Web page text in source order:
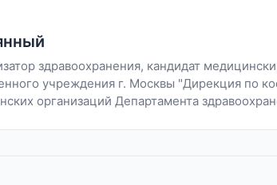
здравоохранения, кандидат
учреждения г. Москвы "Дирекция по
организаций Департамента